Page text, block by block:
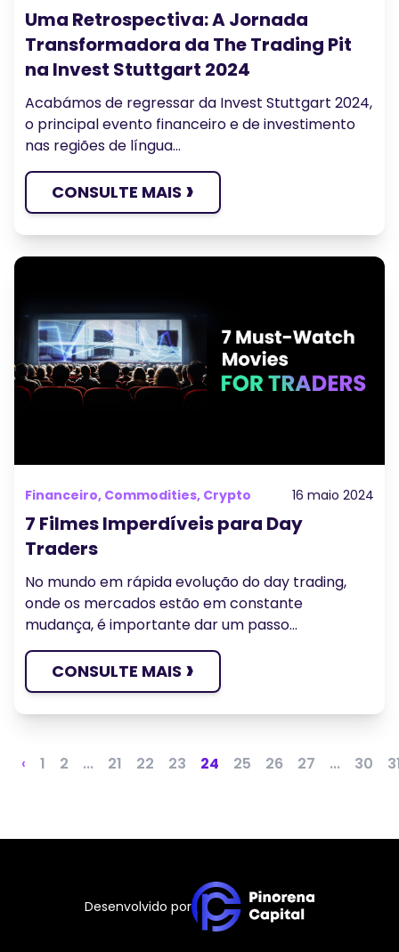
Uma Retrospectiva: A Jornada
Transformadora da The Trading Pit
na Invest Stuttgart 2024
Acabámos de regressar da Invest Stuttgart 2024,
o principal evento financeiro e de investimento
nas regiões de língua...
CONSULTE MAIS ›
Financeiro, Commodities, Crypto 16 maio 2024
7 Filmes Imperdíveis para Day
Traders
No mundo em rápida evolução do day trading,
onde os mercados estão em constante
mudança, é importante dar um passo...
CONSULTE MAIS ›
‹ 1 2 ... 21 22 23 24 25 26 27 ... 30
Desenvolvido por